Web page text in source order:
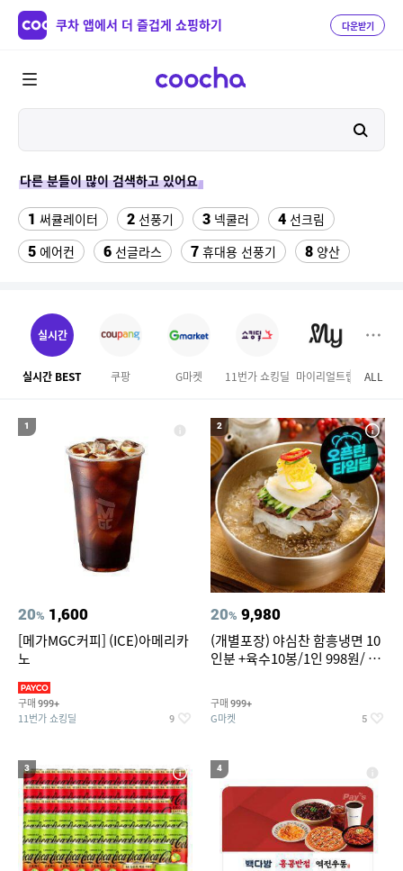
쿠차 앱에서 더 즐겁게 쇼핑하기 다운받기
다른 분들이 많이 검색하고 있어요
1 써큘레이터 2 선풍기 3 넥쿨러 4 선크림
5 에어컨 6 선글라스 7 휴대용 선풍기 8 양산
12 팔찌부자재
14 롯데월드 자유이용권 엄마옷
17 엘칸토 18 19 슬리퍼 ALL
실시간
실시간 BEST 쿠팡 G마켓 11번가 쇼킹딜 마이리얼트립 이마
1
20% 1,600
[메가MGC커피] (ICE)아메리카
노
구매 999+
11번가 쇼킹딜 9
2
20% 9,980
(개별포장) 야심찬 함흥냉면 10
인분 +육수10봉/1인 998원/ 머
구매 999+
G마켓 5
3 4